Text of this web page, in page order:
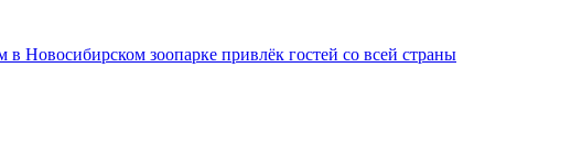
в Новосибирском зоопарке привлёк гостей со всей страны